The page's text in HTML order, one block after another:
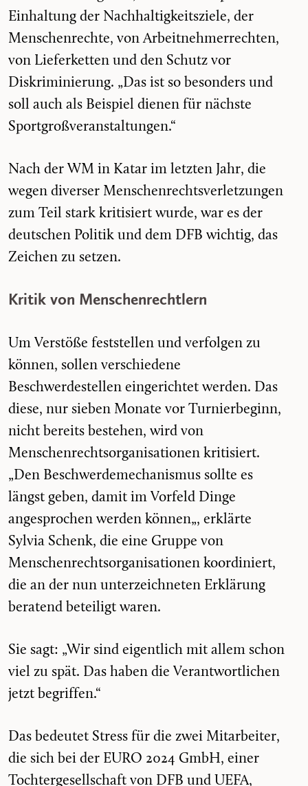
Einhaltung der Nachhaltigkeitsziele, der
Menschenrechte, von Arbeitnehmerrechten,
von Lieferketten und den Schutz vor
Diskriminierung. „Das ist so besonders und
soll auch als Beispiel dienen für nächste
Sportgroßveranstaltungen.“
Nach der WM in Katar im letzten Jahr, die
wegen diverser Menschenrechtsverletzungen
zum Teil stark kritisiert wurde, war es der
deutschen Politik und dem DFB wichtig, das
Zeichen zu setzen.
Kritik von Menschenrechtlern
Um Verstöße feststellen und verfolgen zu
können, sollen verschiedene
Beschwerdestellen eingerichtet werden. Das
diese, nur sieben Monate vor Turnierbeginn,
nicht bereits bestehen, wird von
Menschenrechtsorganisationen kritisiert.
„Den Beschwerdemechanismus sollte es
längst geben, damit im Vorfeld Dinge
angesprochen werden können„, erklärte
Sylvia Schenk, die eine Gruppe von
Menschenrechtsorganisationen koordiniert,
die an der nun unterzeichneten Erklärung
beratend beteiligt waren.
Sie sagt: „Wir sind eigentlich mit allem schon
viel zu spät. Das haben die Verantwortlichen
jetzt begriffen.“
Das bedeutet Stress für die zwei Mitarbeiter,
die sich bei der EURO 2024 GmbH, einer
Tochtergesellschaft von DFB und UEFA,